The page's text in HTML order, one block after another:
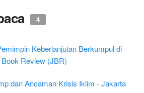
4
Keberlanjutan Berkumpul di
Review (JBR)
dan Ancaman Krisis Iklim - Jakarta